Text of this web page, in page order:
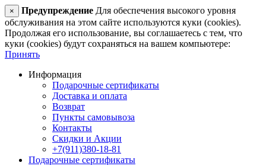
× Предупреждение Для обеспечения высокого уровня
обслуживания на этом сайте используются куки (cookies).
Продолжая его использование, вы соглашаетесь с тем, что
куки (cookies) будут сохраняться на вашем компьютере:
Принять
Информация
Подарочные сертификаты
Доставка и оплата
Возврат
Пункты самовывоза
Контакты
Скидки и Акции
+7(911)380-18-81
Подарочные сертификаты